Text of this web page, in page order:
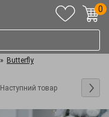
0
» Butterfly
Наступний товар